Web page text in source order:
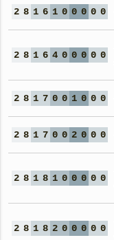
2 8 1 6 1 0 0 0 0 0
2 8 1 6 4 0 0 0 0 0
2 8 1 7 0 0 1 0 0 0
2 8 1 7 0 0 2 0 0 0
2 8 1 8 1 0 0 0 0 0
2 8 1 8 2 0 0 0 0 0